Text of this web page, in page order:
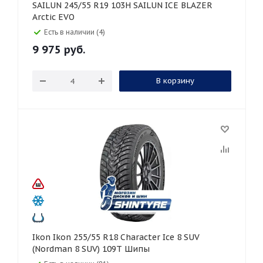
SAILUN 245/55 R19 103H SAILUN ICE BLAZER
Arctic EVO
Есть в наличии (4)
9 975 руб.
В корзину
Ikon Ikon 255/55 R18 Character Ice 8 SUV
(Nordman 8 SUV) 109T Шипы